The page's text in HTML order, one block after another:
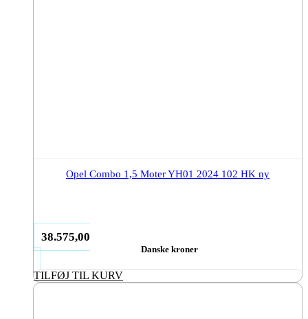
Opel Combo 1,5 Moter YH01 2024 102 HK ny
38.575,00
Danske kroner
TILFØJ TIL KURV